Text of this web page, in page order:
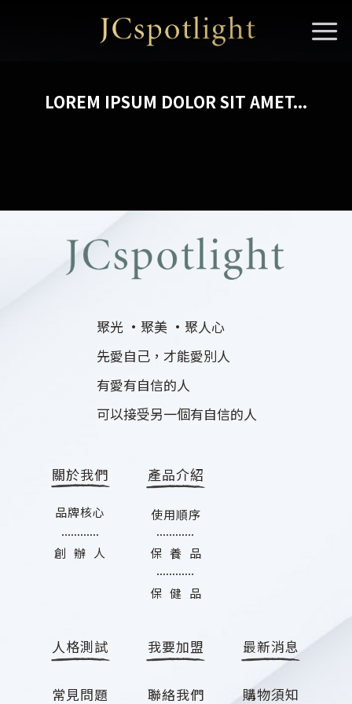
LOREM IPSUM DOLOR SIT AMET...
聚光 ·聚美 ·聚人心
先愛自己，才能愛別人
有愛有自信的人
可以接受另一個有自信的人
關於我們 產品介紹
人格測試 我要加盟
聯絡我們 購物須知
常見問題
最新消息
品牌核心
創 辦 人
............
使用順序
保 養 品
保 健 品
............
............